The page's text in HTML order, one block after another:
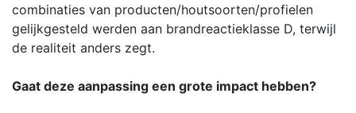
combinaties van producten/houtsoorten/profielen
gelijkgesteld werden aan brandreactieklasse D, terwijl
de realiteit anders zegt.
Gaat deze aanpassing een grote impact hebben?